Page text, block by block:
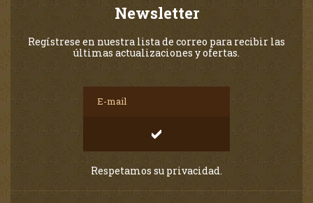
Newsletter
Regístrese en nuestra lista de correo para recibir las
últimas actualizaciones y ofertas.
Respetamos su privacidad.